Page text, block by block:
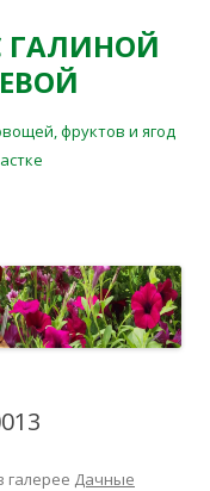
ГАЛИНОЙ
фруктов и ягод
галерее Дачные